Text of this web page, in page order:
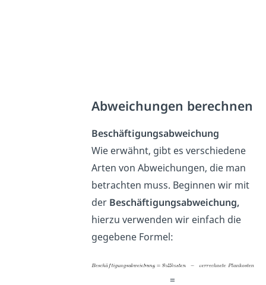
Abweichungen berechnen
Beschäftigungsabweichung
Wie erwähnt, gibt es verschiedene
Arten von Abweichungen, die man
betrachten muss. Beginnen wir mit
der Beschäftigungsabweichung,
hierzu verwenden wir einfach die
gegebene Formel:
=